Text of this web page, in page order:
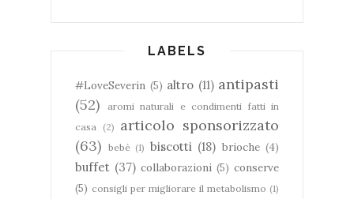
LABELS
#LoveSeverin (5) altro (11) antipasti
(52)
aromi naturali e condimenti fatti in
casa
(2) articolo sponsorizzato
(63) bebè (1) biscotti (18) brioche (4)
buffet (37) collaborazioni (5) conserve
(5) consigli per migliorare il metabolismo (1)